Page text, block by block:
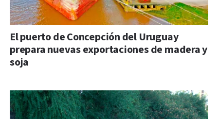
El puerto de Concepción del Uruguay
prepara nuevas exportaciones de madera y
soja